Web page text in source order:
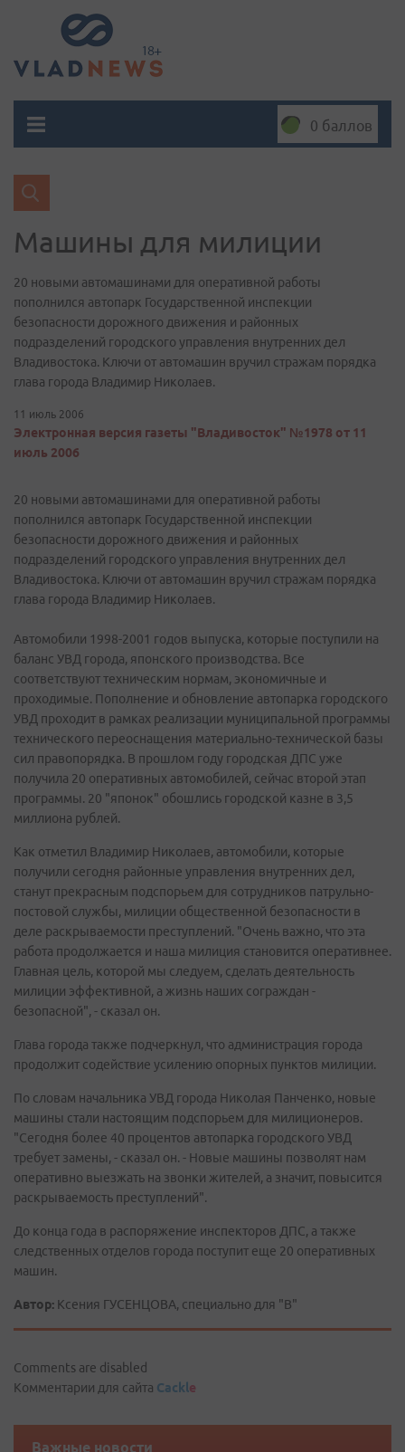
0 баллов
Машины для милиции
20 новыми автомашинами для оперативной работы
пополнился автопарк Государственной инспекции
безопасности дорожного движения и районных
подразделений городского управления внутренних дел
Владивостока. Ключи от автомашин вручил стражам порядка
глава города Владимир Николаев.
11 июль 2006
Электронная версия газеты "Владивосток" №1978 от 11
июль 2006
20 новыми автомашинами для оперативной работы
пополнился автопарк Государственной инспекции
безопасности дорожного движения и районных
подразделений городского управления внутренних дел
Владивостока. Ключи от автомашин вручил стражам порядка
глава города Владимир Николаев.
Автомобили 1998-2001 годов выпуска, которые поступили на
баланс УВД города, японского производства. Все
соответствуют техническим нормам, экономичные и
проходимые. Пополнение и обновление автопарка городского
УВД проходит в рамках реализации муниципальной программы
технического переоснащения материально-технической базы
сил правопорядка. В прошлом году городская ДПС уже
получила 20 оперативных автомобилей, сейчас второй этап
программы. 20 "японок" обошлись городской казне в 3,5
миллиона рублей.
Как отметил Владимир Николаев, автомобили, которые
получили сегодня районные управления внутренних дел,
станут прекрасным подспорьем для сотрудников патрульно-
постовой службы, милиции общественной безопасности в
деле раскрываемости преступлений. "Очень важно, что эта
работа продолжается и наша милиция становится оперативнее.
Главная цель, которой мы следуем, сделать деятельность
милиции эффективной, а жизнь наших сограждан -
безопасной", - сказал он.
Глава города также подчеркнул, что администрация города
продолжит содействие усилению опорных пунктов милиции.
По словам начальника УВД города Николая Панченко, новые
машины стали настоящим подспорьем для милиционеров.
"Сегодня более 40 процентов автопарка городского УВД
требует замены, - сказал он. - Новые машины позволят нам
оперативно выезжать на звонки жителей, а значит, повысится
раскрываемость преступлений".
До конца года в распоряжение инспекторов ДПС, а также
следственных отделов города поступит еще 20 оперативных
машин.
Автор: Ксения ГУСЕНЦОВА, специально для "В"
Comments are disabled
Комментарии для сайта Cackle
Важные новости